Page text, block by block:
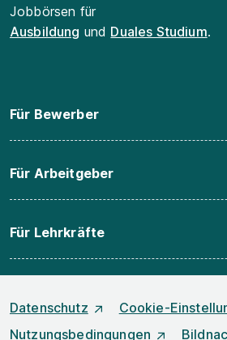
Jobbörsen für
Ausbildung und Duales Studium.
Für Bewerber
Für Arbeitgeber
Für Lehrkräfte
Datenschutz
Cookie-
Nutzungsbedingungen